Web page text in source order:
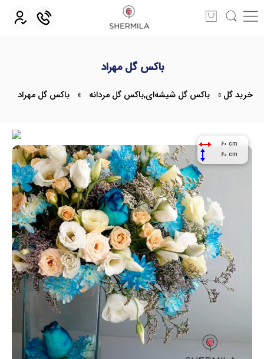
باکس گل مهراد
خرید گل » باکس گل شیشه‌ای,باکس گل مردانه » باکس گل مهراد
60 cm
60 cm